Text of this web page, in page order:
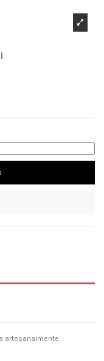
artesanalmente.
×